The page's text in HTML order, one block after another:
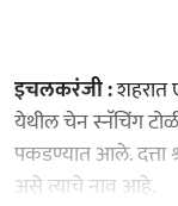
इचलकरंजी :शहरात
येथील चेन स्नॅचिंग
पकडण्यात आले. दत्ता
असे त्याचे नाव आहे.